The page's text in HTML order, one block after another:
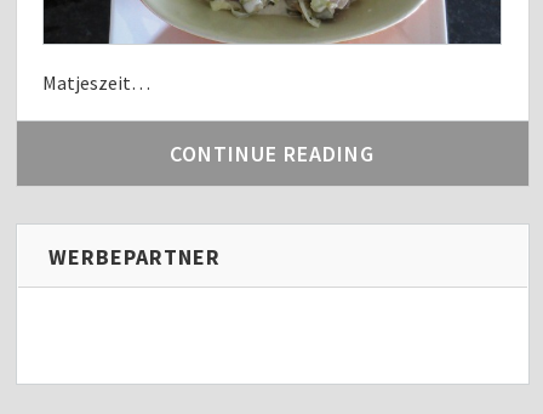
Matjeszeit…
CONTINUE READING
WERBEPARTNER